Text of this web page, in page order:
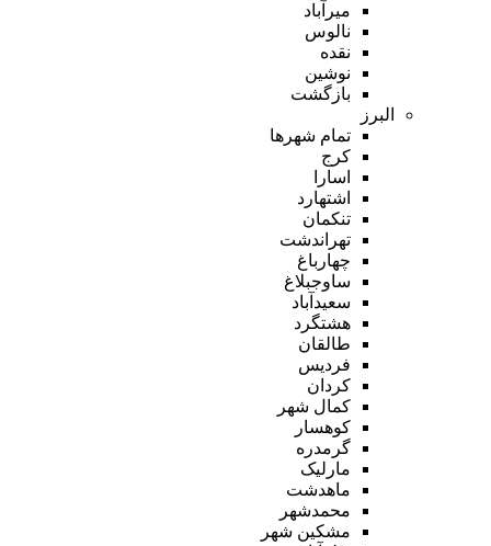
میرآباد
نالوس
نقده
نوشین
بازگشت
البرز
تمام شهر‌ها
کرج
اسارا
اشتهارد
تنکمان
تهراندشت
چهارباغ
ساوجبلاغ
سعیدآباد
هشتگرد
طالقان
فردیس
کردان
کمال شهر
کوهسار
گرمدره
مارلیک
ماهدشت
محمدشهر
مشکین شهر